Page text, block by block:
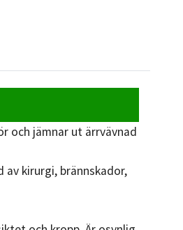
och jämnar ut ärrvävnad
kirurgi, brännskador,